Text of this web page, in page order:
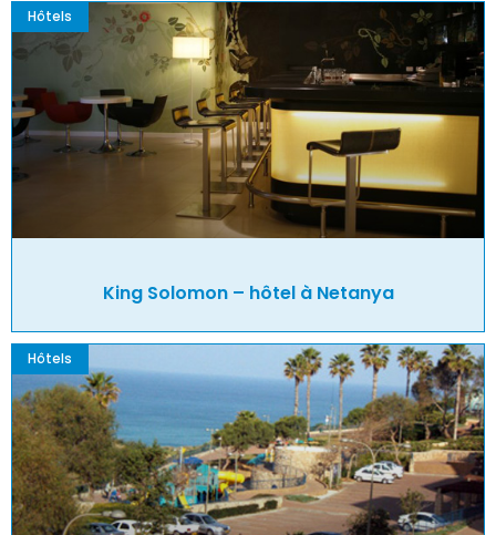
Hôtels
King Solomon – hôtel à Netanya
Hôtels